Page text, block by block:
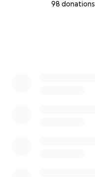
98 donations